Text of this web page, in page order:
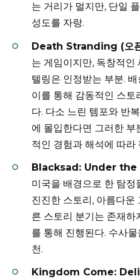
는 거리가 멀지만, 단일
성도를 자랑.
Death Stranding (오
는 게임이지만, 독창적인
텔링은 인정받는 부분.
이를 통해 감동적인 스
다. 다소 느린 템포와 반
에 몰입한다면 그러한 부
적인 경험과 해석에 따라
Blacksad: Under the
미국을 배경으로 한 탐정
진진한 스토리, 아름다운
른 스토리 분기는 존재하
를 통해 진행된다. 수사
천.
Kingdom Come: